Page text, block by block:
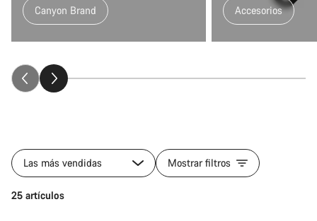
Canyon Brand Accesorios
los
productos
la
Las más vendidas Mostrar filtros
25 artículos